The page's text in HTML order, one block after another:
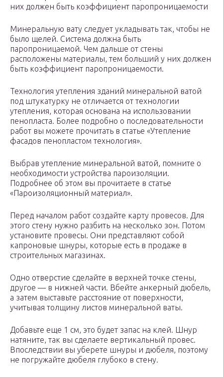
них должен быть коэффициент паропроницаемости
Минеральную вату следует укладывать так, чтобы не
было щелей. Система должна быть
паропроницаемой. Чем дальше от стены
расположены материалы, тем больший у них должен
быть коэффициент паропроницаемости.
Технология утепления зданий минеральной ватой
под штукатурку не отличается от технологии
утепления, которая основана на использовании
пенопласта. Более подробно о последовательности
работ вы можете прочитать в статье «Утепление
фасадов пенопластом технология».
Выбрав утепление минеральной ватой, помните о
необходимости устройства пароизоляции.
Подробнее об этом вы прочитаете в статье
«Пароизоляционный материал».
Перед началом работ создайте карту провесов. Для
этого стену нужно разбить на несколько зон. Потом
установите провесы. Они представляют собой
капроновые шнуры, которые есть в продаже в
строительных магазинах.
Одно отверстие сделайте в верхней точке стены,
другое — в нижней части. Вбейте анкерный дюбель,
а затем выставьте расстояние от поверхности,
учитывая толщину листов минеральной ваты.
Добавьте еще 1 см, это будет запас на клей. Шнур
натяните, так вы сделаете вертикальный провес.
Впоследствии вы уберете шнуры и дюбеля, поэтому
не погружайте дюбеля глубоко в стену.